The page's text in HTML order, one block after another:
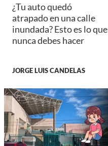
¿Tu auto quedó
atrapado en una calle
inundada? Esto es lo que
nunca debes hacer
JORGE LUIS CANDELAS